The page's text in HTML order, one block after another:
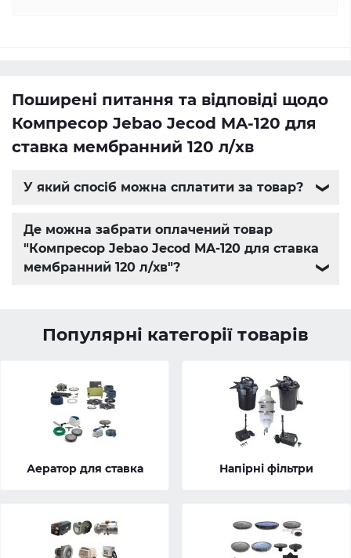
Поширені питання та відповіді щодо
Компресор Jebao Jecod MA-120 для
ставка мембранний 120 л/хв
У який спосіб можна сплатити за товар? ❯
Де можна забрати оплачений товар
"Компресор Jebao Jecod MA-120 для ставка
мембранний 120 л/хв"?
❯
Популярні категорії товарів
Аератор для ставка Напірні фільтри